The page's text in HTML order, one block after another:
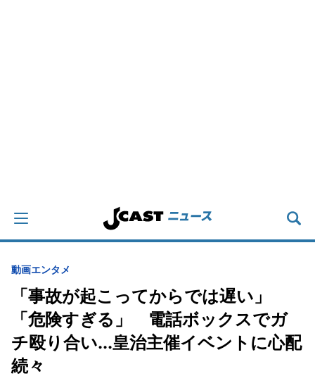
動画エンタメ
「事故が起こってからでは遅い」
「危険すぎる」 電話ボックスでガ
チ殴り合い...皇治主催イベントに心配
続々